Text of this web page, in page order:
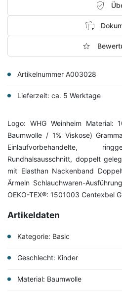
Artikelnummer A003028
Lieferzeit: ca. 5 Werktage
Logo: WHG Weinheim Material:
Baumwolle / 1% Viskose)
Einlaufvorbehandelte,
Rundhalsausschnitt, doppelt
mit Elasthan Nackenband
Ärmeln Schlauchwaren-
OEKO-TEX®: 1501003 Centexbel
Artikeldaten
Kategorie: Basic
Geschlecht: Kinder
Material: Baumwolle